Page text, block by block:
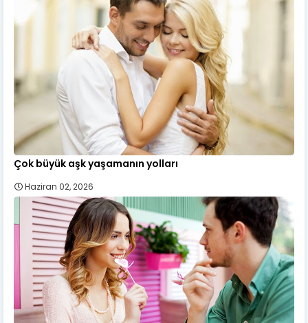
Çok büyük aşk yaşamanın yolları
Haziran 02, 2026